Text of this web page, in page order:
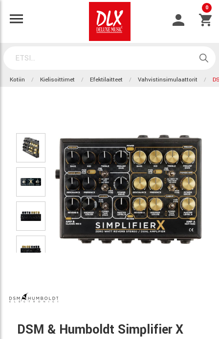
0
Kotiin Kielisoittimet Efektilaitteet Vahvistinsimulaattorit
DSM & Humboldt Simplifier X